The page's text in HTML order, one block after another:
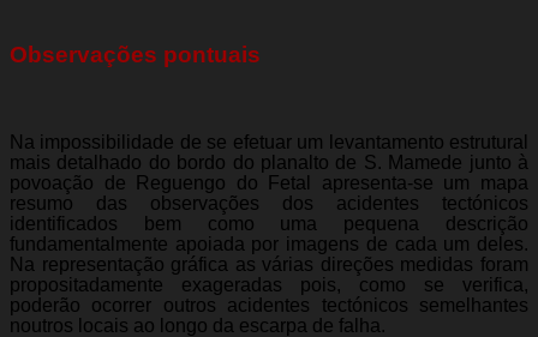
Observações pontuais
Na impossibilidade de se efetuar um levantamento estrutural
mais detalhado do bordo do planalto de S. Mamede junto à
povoação de Reguengo do Fetal apresenta-se um mapa
resumo das observações dos acidentes tectónicos
identificados bem como uma pequena descrição
fundamentalmente apoiada por imagens de cada um deles.
Na representação gráfica as várias direções medidas foram
propositadamente exageradas pois, como se verifica,
poderão ocorrer outros acidentes tectónicos semelhantes
noutros locais ao longo da escarpa de falha.